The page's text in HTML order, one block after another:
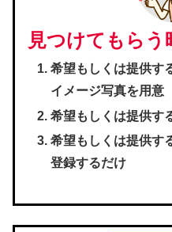
見つけてもらう
希望もしくは提供す
イメージ写真を用意
希望もしくは提供す
希望もしくは提供す
登録するだけ